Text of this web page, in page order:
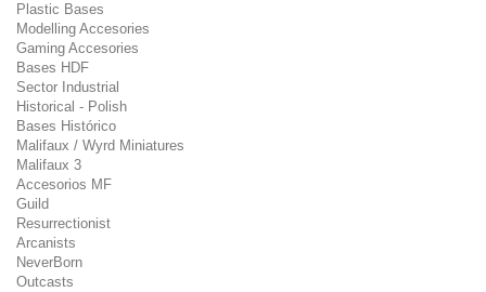
Plastic Bases
Modelling Accesories
Gaming Accesories
Bases HDF
Sector Industrial
Historical - Polish
Bases Histórico
Malifaux / Wyrd Miniatures
Malifaux 3
Accesorios MF
Guild
Resurrectionist
Arcanists
NeverBorn
Outcasts